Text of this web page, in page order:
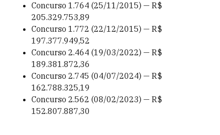
Concurso 1.764 (25/11/2015) — R$
205.329.753,89
Concurso 1.772 (22/12/2015) — R$
197.377.949,52
Concurso 2.464 (19/03/2022) — R$
189.381.872,36
Concurso 2.745 (04/07/2024) — R$
162.788.325,19
Concurso 2.562 (08/02/2023) — R$
152.807.887,30